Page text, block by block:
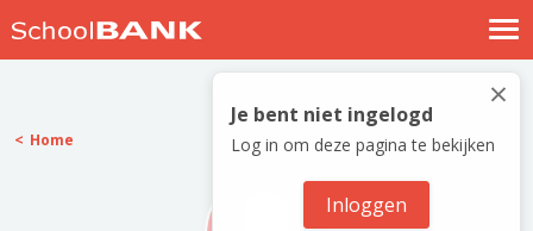
Nostalgische verhalen
Log in
Meld je gratis aan
×
Je bent niet ingelogd
Log in om deze pagina te bekijken
Inloggen
Home